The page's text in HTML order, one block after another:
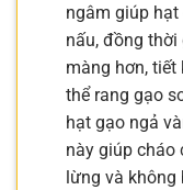
ngâm giúp
nấu, đồng
màng hơn,
thể rang gạo
hạt gạo ngả
này giúp cháo
lừng và không